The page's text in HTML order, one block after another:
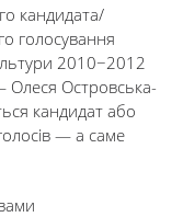
кандидата/
голосування
2010−2012
Олеся Островська-
кандидат або
— а саме